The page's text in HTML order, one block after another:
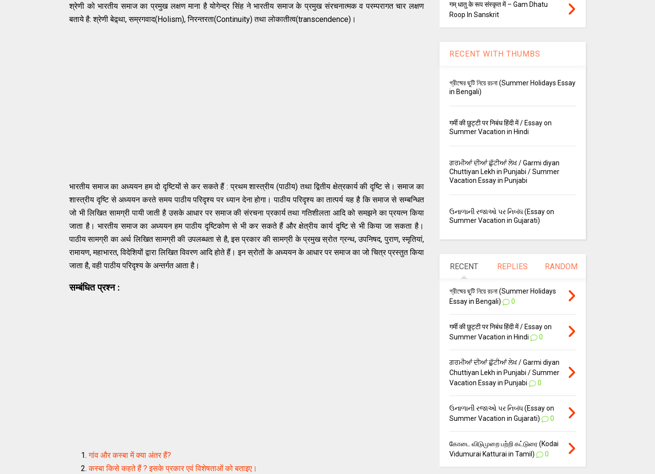
श्रेणी को भारतीय समाज का प्रमुख लक्षण माना है योगेन्द्र सिंह ने भारतीय समाज के प्रमुख संरचनात्मक व परम्परागत चार लक्षण
बताये है: श्रेणी बेद्र्था, सम्रगवाद(Holism), निरन्तरता(Continuity) तथा लोकातीत्व(transcendence)।
भारतीय समाज का अध्ययन हम दो दृष्टियों से कर सकते हैं : प्रथम शास्त्रीय (पाठीय) तथा द्वितीय क्षेत्रकार्य की दृष्टि से। समाज का
शास्त्रीय दृष्टि से अध्ययन करते समय पाठीय परिदृश्य पर ध्यान देना होगा। पाठीय परिदृश्य का तात्पर्य यह है कि समाज से सम्बन्धित
जो भी लिखित सामग्री पायी जाती है उसके आधार पर समाज की संरचना प्रकार्य तथा गतिशीलता आदि को समझने का प्रयत्न किया
जाता है। भारतीय समाज का अध्ययन हम पाठीय दृष्टिकोण से भी कर सकते हैं और क्षेत्रीय कार्य दृष्टि से भी किया जा सकता है।
पाठीय सामग्री का अर्थ लिखित सामग्री की उपलब्धता से है, इस प्रकार की सामग्री के प्रमुख स्रोत ग्रन्थ, उपनिषद, पुराण, स्मृतियां,
रामायण, महाभारत, विदेशियों द्वारा लिखित विवरण आदि होते हैं। इन स्रोतों के अध्ययन के आधार पर समाज का जो चित्र प्रस्तुत किया
जाता है, वही पाठीय परिदृश्य के अन्तर्गत आता है।
सम्बंधित प्रश्न :
गांव और कस्बा में क्या अंतर हैं?
कस्बा किसे कहते हैं ? इसके प्रकार एवं विशेषताओं को बताइए।
गम् धातु के रूप संस्कृत में – Gam Dhatu
Roop In Sanskrit
RECENT WITH THUMBS
গ্রীষ্মের ছুটি নিয়ে রচনা (Summer Holidays Essay
in Bengali)
गर्मी की छुट्टी पर निबंध हिंदी में / Essay on
Summer Vacation in Hindi
ਗਰਮੀਆਂ ਦੀਆਂ ਛੁੱਟੀਆਂ ਲੇਖ / Garmi diyan
Chuttiyan Lekh in Punjabi / Summer
Vacation Essay in Punjabi
ઉનાળાની રજાઓ પર નિબંધ (Essay on
Summer Vacation in Gujarati)
RECENT REPLIES RANDOM
গ্রীষ্মের ছুটি নিয়ে রচনা (Summer Holidays
Essay in Bengali)
0
गर्मी की छुट्टी पर निबंध हिंदी में / Essay on
Summer Vacation in Hindi
0
ਗਰਮੀਆਂ ਦੀਆਂ ਛੁੱਟੀਆਂ ਲੇਖ / Garmi diyan
Chuttiyan Lekh in Punjabi / Summer
Vacation Essay in Punjabi
0
ઉનાળાની રજાઓ પર નિબંધ (Essay on
Summer Vacation in Gujarati)
0
கோடை விடுமுறை பற்றி கட்டுரை (Kodai
Vidumurai Katturai in Tamil)
0